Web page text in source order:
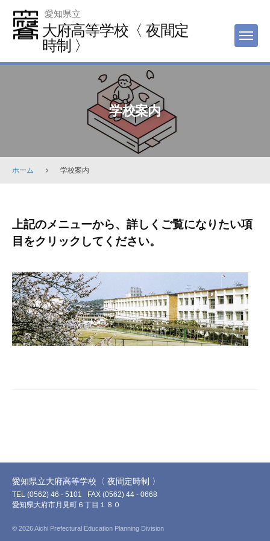
content
愛知県立
大府高等学校〈 夜間定
時制 〉
MENU
学校案内
ホーム 学校案内
学
校
内
2020
年
6
月
上記のメニューから、詳しくご覧になりたい項
目をクリックしてください。
愛知県立大府高等学校〈 夜間定時制 〉
TEL (0562) 46 - 5101
FAX (0562) 44 - 0668
愛知県大府市月見町６丁目１８０
© 2026 Aichi Prefectural Education Planning Division